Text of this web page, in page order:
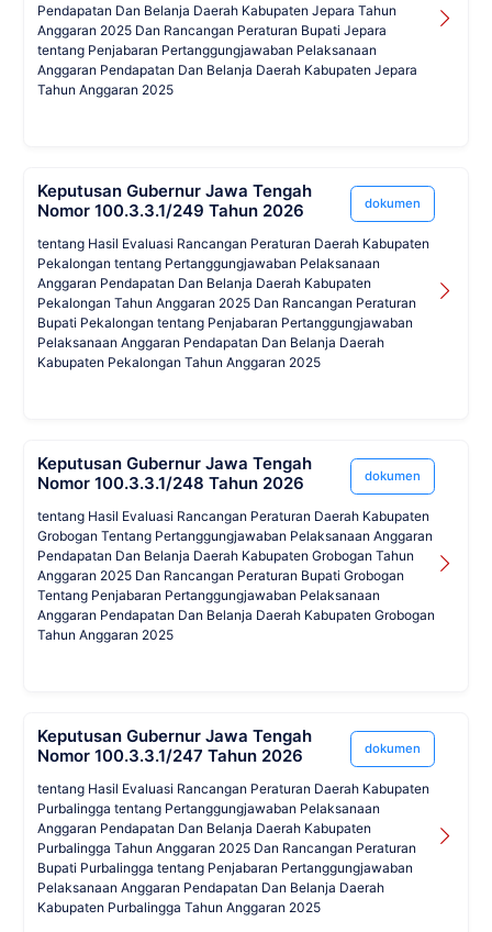
Pendapatan Dan Belanja Daerah Kabupaten Jepara Tahun
Anggaran 2025 Dan Rancangan Peraturan Bupati Jepara
tentang Penjabaran Pertanggungjawaban Pelaksanaan
Anggaran Pendapatan Dan Belanja Daerah Kabupaten Jepara
Tahun Anggaran 2025
Keputusan Gubernur Jawa Tengah
Nomor 100.3.3.1/249 Tahun 2026
dokumen
tentang Hasil Evaluasi Rancangan Peraturan Daerah Kabupaten
Pekalongan tentang Pertanggungjawaban Pelaksanaan
Anggaran Pendapatan Dan Belanja Daerah Kabupaten
Pekalongan Tahun Anggaran 2025 Dan Rancangan Peraturan
Bupati Pekalongan tentang Penjabaran Pertanggungjawaban
Pelaksanaan Anggaran Pendapatan Dan Belanja Daerah
Kabupaten Pekalongan Tahun Anggaran 2025
Keputusan Gubernur Jawa Tengah
Nomor 100.3.3.1/248 Tahun 2026
dokumen
tentang Hasil Evaluasi Rancangan Peraturan Daerah Kabupaten
Grobogan Tentang Pertanggungjawaban Pelaksanaan Anggaran
Pendapatan Dan Belanja Daerah Kabupaten Grobogan Tahun
Anggaran 2025 Dan Rancangan Peraturan Bupati Grobogan
Tentang Penjabaran Pertanggungjawaban Pelaksanaan
Anggaran Pendapatan Dan Belanja Daerah Kabupaten Grobogan
Tahun Anggaran 2025
Keputusan Gubernur Jawa Tengah
Nomor 100.3.3.1/247 Tahun 2026
dokumen
tentang Hasil Evaluasi Rancangan Peraturan Daerah Kabupaten
Purbalingga tentang Pertanggungjawaban Pelaksanaan
Anggaran Pendapatan Dan Belanja Daerah Kabupaten
Purbalingga Tahun Anggaran 2025 Dan Rancangan Peraturan
Bupati Purbalingga tentang Penjabaran Pertanggungjawaban
Pelaksanaan Anggaran Pendapatan Dan Belanja Daerah
Kabupaten Purbalingga Tahun Anggaran 2025